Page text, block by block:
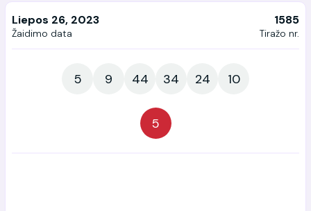
Liepos 26, 2023
Žaidimo data
1585
Tiražo nr.
5 9 44 34 24 10
5